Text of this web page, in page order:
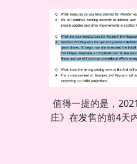
值得一提的是，
庄》在发售的前4天